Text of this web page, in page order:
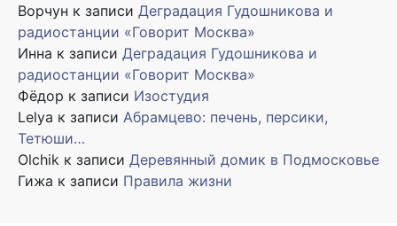
Ворчун к записи Деградация Гудошникова и
радиостанции «Говорит Москва»
Инна к записи Деградация Гудошникова и
радиостанции «Говорит Москва»
Фёдор к записи Изостудия
Lelya к записи Абрамцево: печень, персики,
Тетюши…
Olchik к записи Деревянный домик в Подмосковье
Гижа к записи Правила жизни